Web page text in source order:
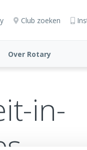
Club zoeken
Over Rotary
in-